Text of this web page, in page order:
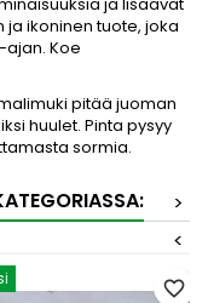
ja lisäävät
ja ikoninen tuote, joka
Koe
pitää juoman
huulet. Pinta pysyy
sormia.
>
<
favorite_border